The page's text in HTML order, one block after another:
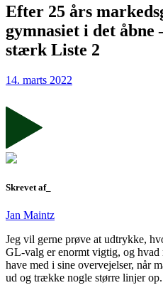
Efter 25 års
gymnasiet i det åbne
stærk Liste 2
14. marts 2022
Skrevet af_
Jan Maintz
Jeg vil gerne prøve at udtrykke,
GL-valg er enormt vigtig, og hvad
have med i sine overvejelser, når
ud og trække nogle større linjer op.